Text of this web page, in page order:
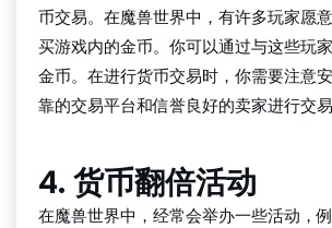
币交易。在魔兽世界中，有许多玩家愿
买游戏内的金币。你可以通过与这些玩
金币。在进行货币交易时，你需要注意
靠的交易平台和信誉良好的卖家进行交易
4. 货币翻倍活动
在魔兽世界中，经常会举办一些活动，